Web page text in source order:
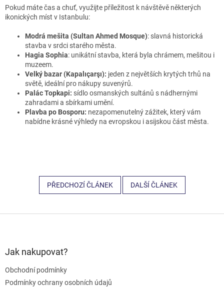
Pokud máte čas a chuť, využijte příležitost k návštěvě některých
ikonických míst v Istanbulu:
Modrá mešita (Sultan Ahmed Mosque): slavná historická
stavba v srdci starého města.
Hagia Sophia: unikátní stavba, která byla chrámem, mešitou i
muzeem.
Velký bazar (Kapalıçarşı): jeden z největších krytých trhů na
světě, ideální pro nákupy suvenýrů.
Palác Topkapi: sídlo osmanských sultánů s nádhernými
zahradami a sbírkami umění.
Plavba po Bosporu: nezapomenutelný zážitek, který vám
nabídne krásné výhledy na evropskou i asijskou část města.
PŘEDCHOZÍ ČLÁNEK DALŠÍ ČLÁNEK
Jak nakupovat?
Obchodní podmínky
Podmínky ochrany osobních údajů